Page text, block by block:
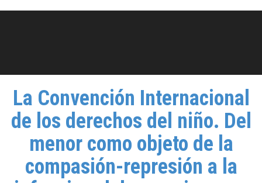
La Convención Internacional
de los derechos del niño. Del
menor como objeto de la
compasión-represión a la